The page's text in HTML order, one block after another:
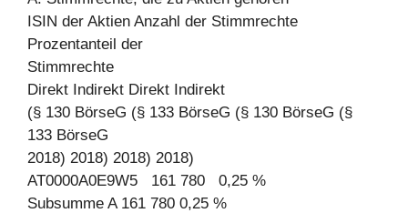
ISIN der Aktien Anzahl der Stimmrechte
Prozentanteil der
Stimmrechte
Direkt Indirekt Direkt Indirekt
(§ 130 BörseG (§ 133 BörseG (§ 130 BörseG (§
133 BörseG
2018) 2018) 2018) 2018)
AT0000A0E9W5 161 780 0,25 %
Subsumme A 161 780 0,25 %